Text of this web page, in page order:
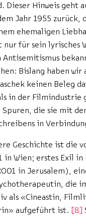
Dieser Hinweis geht
Jahr 1955 zurück,
ehemaligen
nur für sein lyrisches
Antisemitismus
Bislang haben wir
keinen Beleg
in der Filmindustrie
Spuren, die sie mit
in
Geschichte ist die
in Wien; erstes Exil in
in Jerusalem),
die
als «Cineastin,
» aufgeführt ist. 8